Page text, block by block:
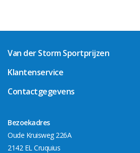
Van der Storm Sportprijzen
Klantenservice
Contactgegevens
Bezoekadres
Oude Kruisweg 226A
2142 EL Cruquius